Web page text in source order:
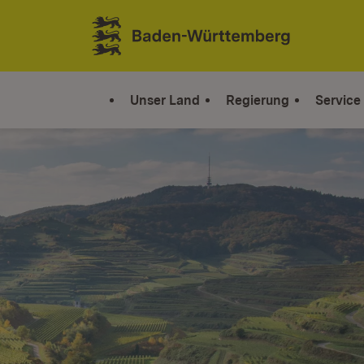
Zum Inhalt springen
Link zur Startseite
Unser Land Regierung Service